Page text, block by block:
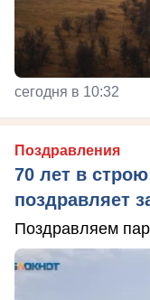
сегодня в 10:32
Поздравления
70 лет в
поздравляет
Поздравляем